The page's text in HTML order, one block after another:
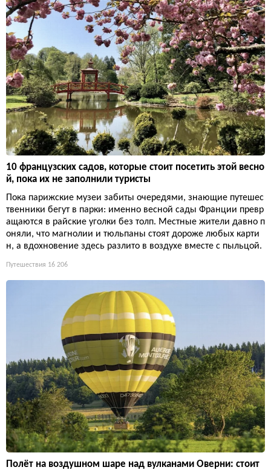
10 французских садов, которые стоит посетить этой весно
й, пока их не заполнили туристы
Пока парижские музеи забиты очередями, знающие путешес
твенники бегут в парки: именно весной сады Франции превр
ащаются в райские уголки без толп. Местные жители давно п
оняли, что магнолии и тюльпаны стоят дороже любых карти
н, а вдохновение здесь разлито в воздухе вместе с пыльцой.
Путешествия 16 206
Полёт на воздушном шаре над вулканами Оверни: стоит